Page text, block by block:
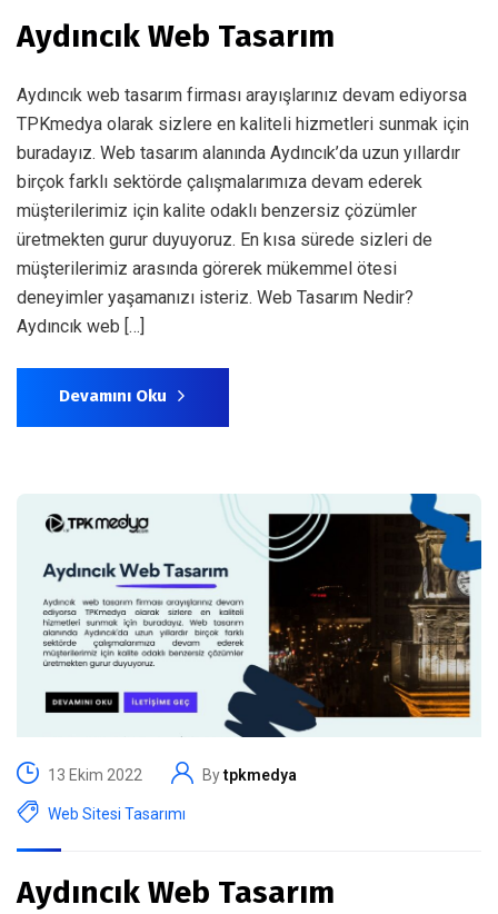
Aydıncık Web Tasarım
Aydıncık web tasarım firması arayışlarınız devam ediyorsa
TPKmedya olarak sizlere en kaliteli hizmetleri sunmak için
buradayız. Web tasarım alanında Aydıncık’da uzun yıllardır
birçok farklı sektörde çalışmalarımıza devam ederek
müşterilerimiz için kalite odaklı benzersiz çözümler
üretmekten gurur duyuyoruz. En kısa sürede sizleri de
müşterilerimiz arasında görerek mükemmel ötesi
deneyimler yaşamanızı isteriz. Web Tasarım Nedir?
Aydıncık web […]
Devamını Oku
13 Ekim 2022 Bytpkmedya
Web Sitesi Tasarımı
Aydıncık Web Tasarım